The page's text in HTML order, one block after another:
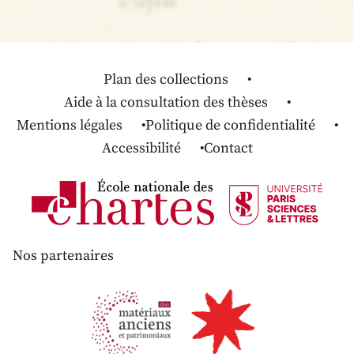
Plan des collections
Aide à la consultation des thèses
Mentions légales
Politique de confidentialité
Accessibilité
Contact
Nos partenaires